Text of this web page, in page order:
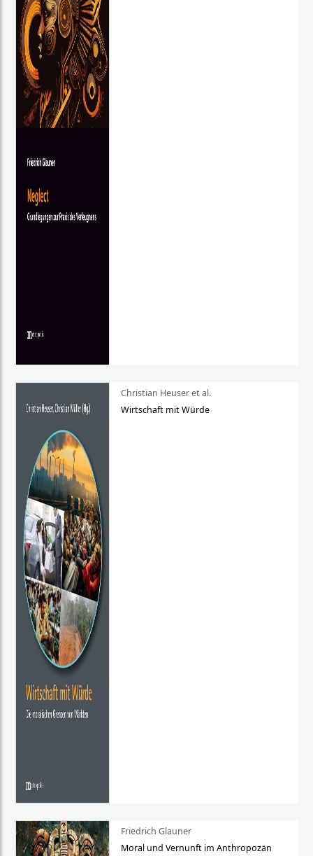
Christian Heuser et al.
Wirtschaft mit Würde
Friedrich Glauner
Moral und Vernunft im Anthropozän